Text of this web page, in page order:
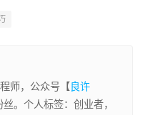
师，公众号【 良许
。个人标签：创业者，